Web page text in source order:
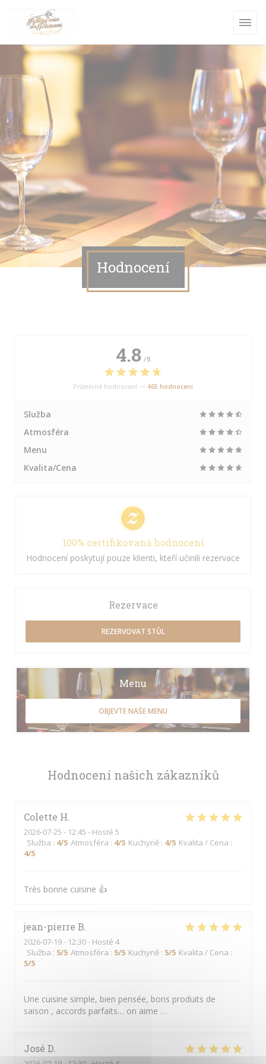
Hodnocení
Hodnocení našich zákazníků
Colette H
2026-07-25 - 12:45 - Hosté 5
Služba : 4/5 Atmosféra : 4/5 Kuchyně : 4/5 Kvalita / Cena :
4/5
Très bonne cuisine 👍
jean-pierre B
2026-07-19- 12:30 - Hosté 4
Služba : 5/5 Atmosféra : 5/5 Kuchyně : 5/5 Kvalita / Cena :
5/5
Une cuisine simple, bien pensée, bons produits de
saison , accords parfaits… on aime …
José D
4.8 /5
Průměrné hodnocení — 465 hodnoceni
Služba
Atmosféra
Menu
Kvalita/Cena
100% certifikovaná hodnocení
Hodnocení poskytují pouze klienti, kteří učinili rezervace
Rezervace
REZERVOVAT STŮL
Menu
OBJEVTE NAŠE MENU